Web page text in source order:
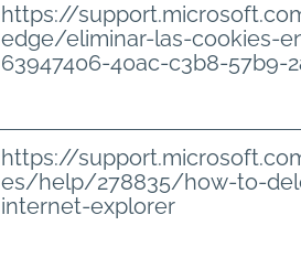
https://
edge/eliminar-las-cookies-
63947406-40ac-c3b8-57b9-
https://
es/help/278835/how-to-
internet-explorer